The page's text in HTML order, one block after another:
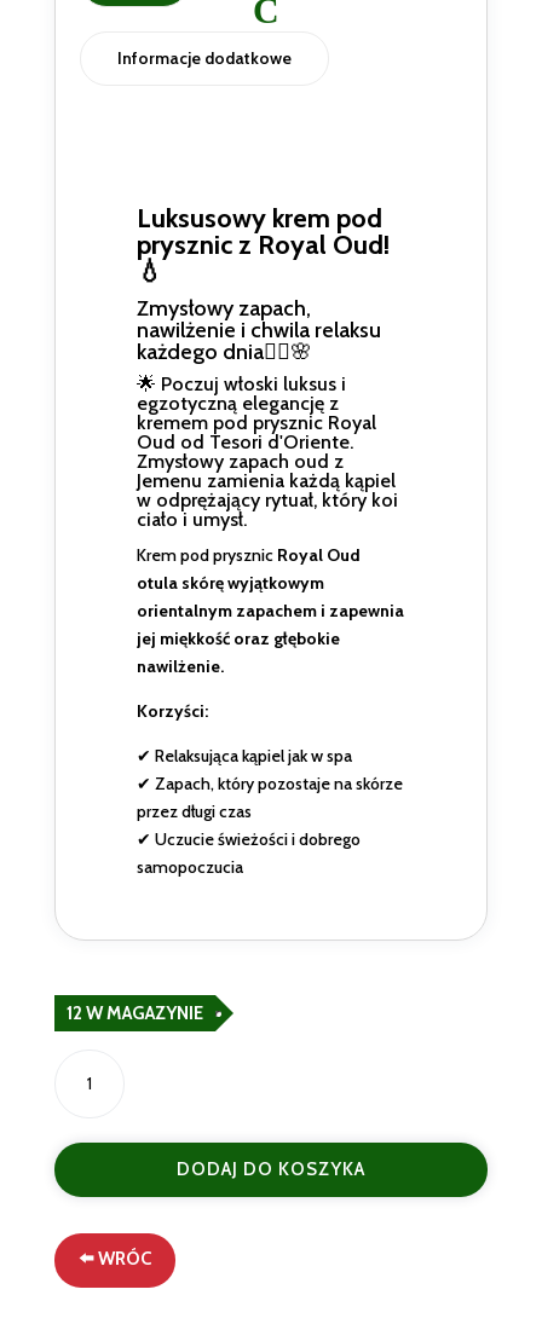
Informacje dodatkowe
Luksusowy krem pod
prysznic z Royal Oud!
💧
Zmysłowy zapach,
nawilżenie i chwila relaksu
każdego dnia🧘‍♀️🌸
🌟 Poczuj włoski luksus i
egzotyczną elegancję z
kremem pod prysznic Royal
Oud od Tesori d'Oriente.
Zmysłowy zapach oud z
Jemenu zamienia każdą kąpiel
w odprężający rytuał, który koi
ciało i umysł.
Krem pod prysznic Royal Oud
otula skórę wyjątkowym
orientalnym zapachem i zapewnia
jej miękkość oraz głębokie
nawilżenie.
Korzyści:
✔ Relaksująca kąpiel jak w spa
✔ Zapach, który pozostaje na skórze
przez długi czas
✔ Uczucie świeżości i dobrego
samopoczucia
12 W MAGAZYNIE
Tesori
Royal
Oud
Luksusowy
Krem
pod
DODAJ DO KOSZYKA
⬅️ WRÓC